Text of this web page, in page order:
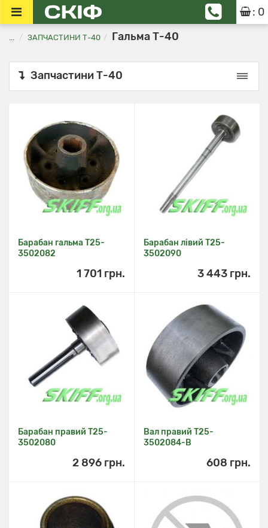
: 0
... ЗАПЧАСТИНИ Т-40 Гальма Т-40
Запчастини Т-40
Барабан гальма Т25-
3502082
1 701 грн.
Барабан лівий Т25-
3502090
3 443 грн.
Барабан правий Т25-
3502080
2 896 грн.
Вал правий Т25-
3502084-В
608 грн.